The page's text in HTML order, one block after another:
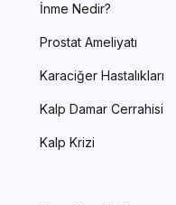
İnme Nedir?
Prostat Ameliyatı
Karaciğer Hastalıkları
Kalp Damar Cerrahisi
Kalp Krizi